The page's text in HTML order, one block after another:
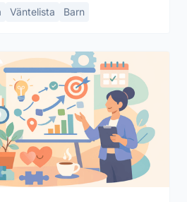
Väntelista Barn